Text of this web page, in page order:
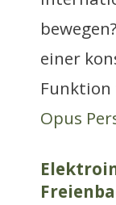
einer
Opus